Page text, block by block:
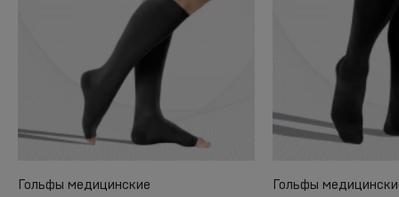
Гольфы медицинские
Гольфы